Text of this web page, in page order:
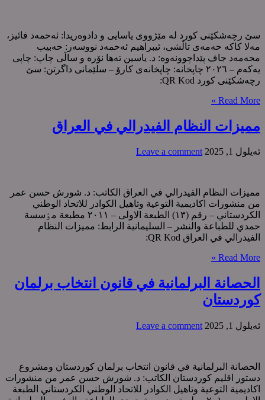
سێ رچەشکێنی کورد لە مێژووی یاسایی و دادوەریدا: ئەحمەد فائیز،
مەلا کاکە حەمەی تاڵشی، ئیبراهیم ئەحمەد نووسەر: حەبیب
محەمەد جاف پێداچوونەوە: د. یاسین تەها نۆرە و ساڵی چاپ: چاپی
یەکەم – ٢٠٢٦ چاپخانە: چاپخانەی کارۆ – سلێمانی داگرتن: سێ
رچەشکێنی کورد QR Kod:
Read More »
ممیزات النظام الفیدرالي في العراق
ئه‌یلول 1, 2025 Leave a comment
ممیزات النظام الفیدرالي في العراق الکاتب: د. شورش حسن عمر
من منشورات اکادیمیة التوعیة وتاهیل الکوادر للاتحاد الوطني
الکردستاني – رقم (١٣) الطبعة الاولی – ٢٠١١ مطبعة مٶسسة
حمدي للطباعة والنشر – السلیمانیة الرابط: ممیزات النظام
الفیدرالي في العراق QR Kod:
Read More »
الحصانة البرلمانية في قانون انتخاب برلمان
كوردستان
ئه‌یلول 1, 2025 Leave a comment
الحصانة البرلمانية في قانون انتخاب برلمان كوردستان ومشروع
دستور اقلیم کوردستان الکاتب: د. شورش حسن عمر من منشورات
اکادیمیة التوعیة وتاهیل الکوادر للاتحاد الوطني الکردستاني الطبعة